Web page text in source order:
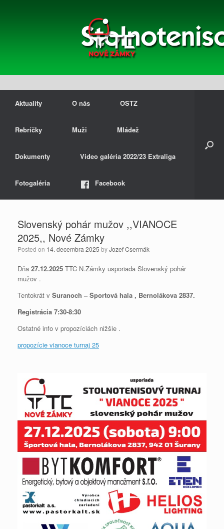
Aktuality O nás OSTZ
Rebríčky Muži Mládež
Dokumenty Video galéria 2022/23 Extraliga
Fotogaléria Facebook
Slovenský pohár mužov ,,VIANOCE
2025,, Nové Zámky
Posted on 14. decembra 2025 byJozef Csermák
Dňa 27.12.2025 TTC N.Zámky usporiada Slovenský pohár
mužov .
Tentokrát v Šuranoch – Športová hala , Bernolákova 2837.
Registrácia 7:30-8:30
Ostatné info v propozíciách nižšie .
propozície vianoce turnaj 25